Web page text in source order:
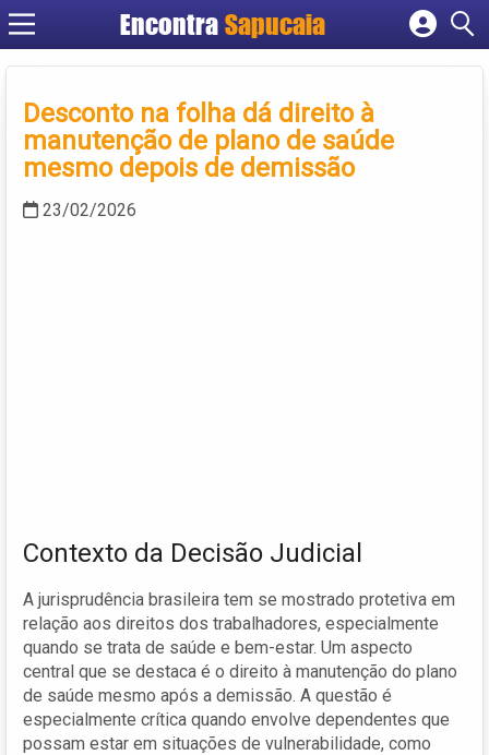
Encontra
Cadastrar empresa
Criar conta
Desconto na folha dá direito à
manutenção de plano de saúde
mesmo depois de demissão
23/02/2026
Contexto da Decisão Judicial
A jurisprudência brasileira tem se mostrado protetiva em
relação aos direitos dos trabalhadores, especialmente
quando se trata de saúde e bem-estar. Um aspecto
central que se destaca é o direito à manutenção do plano
de saúde mesmo após a demissão. A questão é
especialmente crítica quando envolve dependentes que
possam estar em situações de vulnerabilidade, como